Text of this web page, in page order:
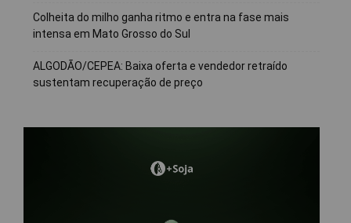
Colheita do milho ganha ritmo e entra na fase mais
intensa em Mato Grosso do Sul
ALGODÃO/CEPEA: Baixa oferta e vendedor retraído
sustentam recuperação de preço